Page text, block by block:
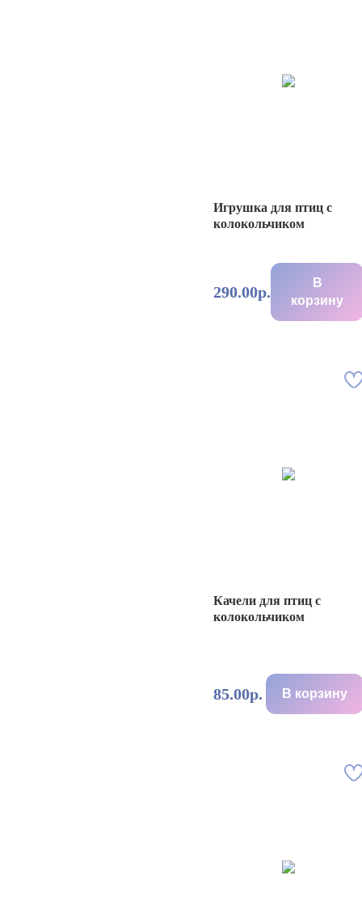
Игрушка для птиц с
колокольчиком
290.00р.
В
корзину
Качели для птиц с
колокольчиком
85.00р. В корзину